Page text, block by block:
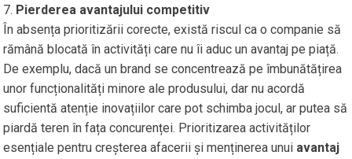
Pierderea avantajului competitiv
În absența prioritizării corecte, există riscul ca o companie să
rămână blocată în activități care nu îi aduc un avantaj pe piață.
De exemplu, dacă un brand se concentrează pe îmbunătățirea
unor funcționalități minore ale produsului, dar nu acordă
suficientă atenție inovațiilor care pot schimba jocul, ar putea să
piardă teren în fața concurenței. Prioritizarea activităților
esențiale pentru creșterea afacerii și menținerea unui avantaj